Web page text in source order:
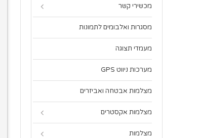
מכשירי קשר
מסגרות ואלבומים לתמונות
מעמדי תצוגה
מערכות ניווט GPS
מצלמות אבטחה ואביזרים
מצלמות אקסטרים
מצלמות